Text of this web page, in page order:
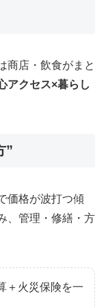
商店・飲食がまと
アクセス×暮らし
”
価格が波打つ傾
、管理・修繕・方
＋火災保険を一